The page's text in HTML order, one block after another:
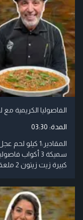
الفاصوليا الكريمية
المدة: 03:30
المقادير:1
كبيرة زيت زيتون 2 ملعقة كبيرة زبدة 2 حبة ....